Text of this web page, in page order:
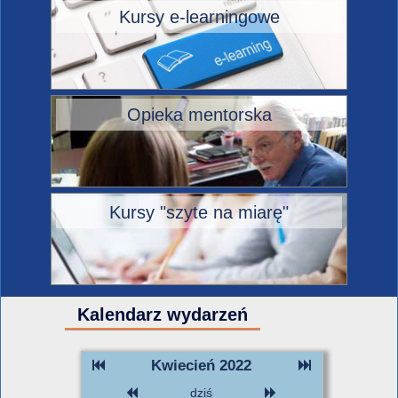
Kursy e-learningowe
Opieka mentorska
Kursy "szyte na miarę"
Kalendarz wydarzeń
Kwiecień 2022
dziś